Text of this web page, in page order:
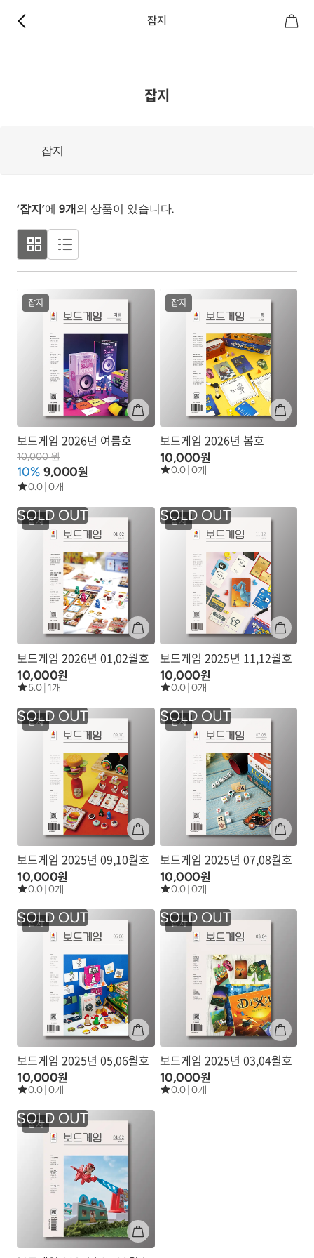
잡지
잡지
잡지
‘잡지’에 9개의 상품이 있습니다.
잡지
보드게임 2026년 여름호
10,000 원
10% 9,000원
0.0 0개
잡지
보드게임 2026년 봄호
10,000원
0.0 0개
잡지
보드게임 2026년 01,02월호
10,000원
5.0 1개
잡지
보드게임 2025년 11,12월호
10,000원
0.0 0개
잡지
보드게임 2025년 09,10월호
10,000원
0.0 0개
잡지
보드게임 2025년 07,08월호
10,000원
0.0 0개
잡지
보드게임 2025년 05,06월호
10,000원
0.0 0개
잡지
보드게임 2025년 03,04월호
10,000원
0.0 0개
잡지